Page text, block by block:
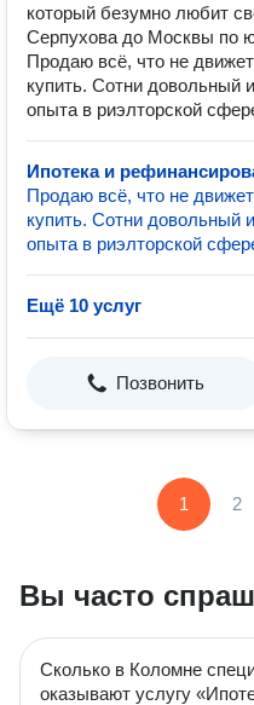
который безумно любит
Серпухова до Москвы по
Продаю всё, что не
купить. Сотни довольный
опыта в риэлторской
Ипотека и
Продаю всё, что не
купить. Сотни довольный
опыта в риэлторской
Ещё 10 услуг
Позвонить
1 2
Вы часто
Сколько в Коломне
оказывают услугу